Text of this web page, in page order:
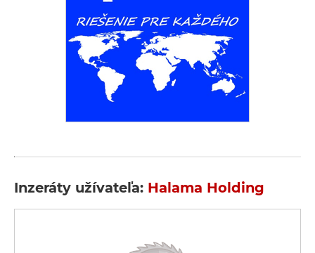
Inzeráty užívateľa: Halama Holding